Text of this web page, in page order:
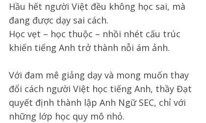
Hầu hết người Việt đều không học sai, mà
đang được dạy sai cách.
Học vẹt – học thuộc – nhồi nhét cấu trúc
khiến tiếng Anh trở thành nỗi ám ảnh.
Với đam mê giảng dạy và mong muốn thay
đổi cách người Việt học tiếng Anh, thầy Đạt
quyết định thành lập Anh Ngữ SEC, chỉ với
những lớp học quy mô nhỏ.